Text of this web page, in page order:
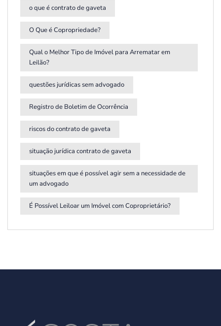
o que é contrato de gaveta
O Que é Copropriedade?
Qual o Melhor Tipo de Imóvel para Arrematar em
Leilão?
questões jurídicas sem advogado
Registro de Boletim de Ocorrência
riscos do contrato de gaveta
situação jurídica contrato de gaveta
situações em que é possível agir sem a necessidade de
um advogado
É Possível Leiloar um Imóvel com Coproprietário?